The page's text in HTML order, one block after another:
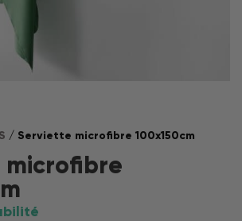
/ Serviette microfibre 100x150cm